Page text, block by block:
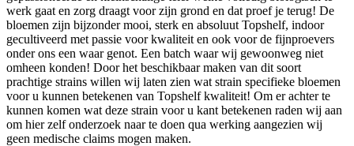
werk gaat en zorg draagt voor zijn grond en dat proef je terug! De
bloemen zijn bijzonder mooi, sterk en absoluut Topshelf, indoor
gecultiveerd met passie voor kwaliteit en ook voor de fijnproevers
onder ons een waar genot. Een batch waar wij gewoonweg niet
omheen konden! Door het beschikbaar maken van dit soort
prachtige strains willen wij laten zien wat strain specifieke bloemen
voor u kunnen betekenen van Topshelf kwaliteit! Om er achter te
kunnen komen wat deze strain voor u kant betekenen raden wij aan
om hier zelf onderzoek naar te doen qua werking aangezien wij
geen medische claims mogen maken.